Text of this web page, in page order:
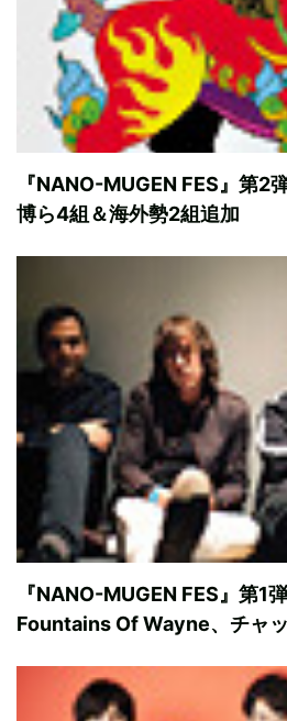
『NANO-MUGEN FES』第2
博ら4組＆海外勢2組追加
『NANO-MUGEN FES』第1
Fountains Of Wayne、チャ